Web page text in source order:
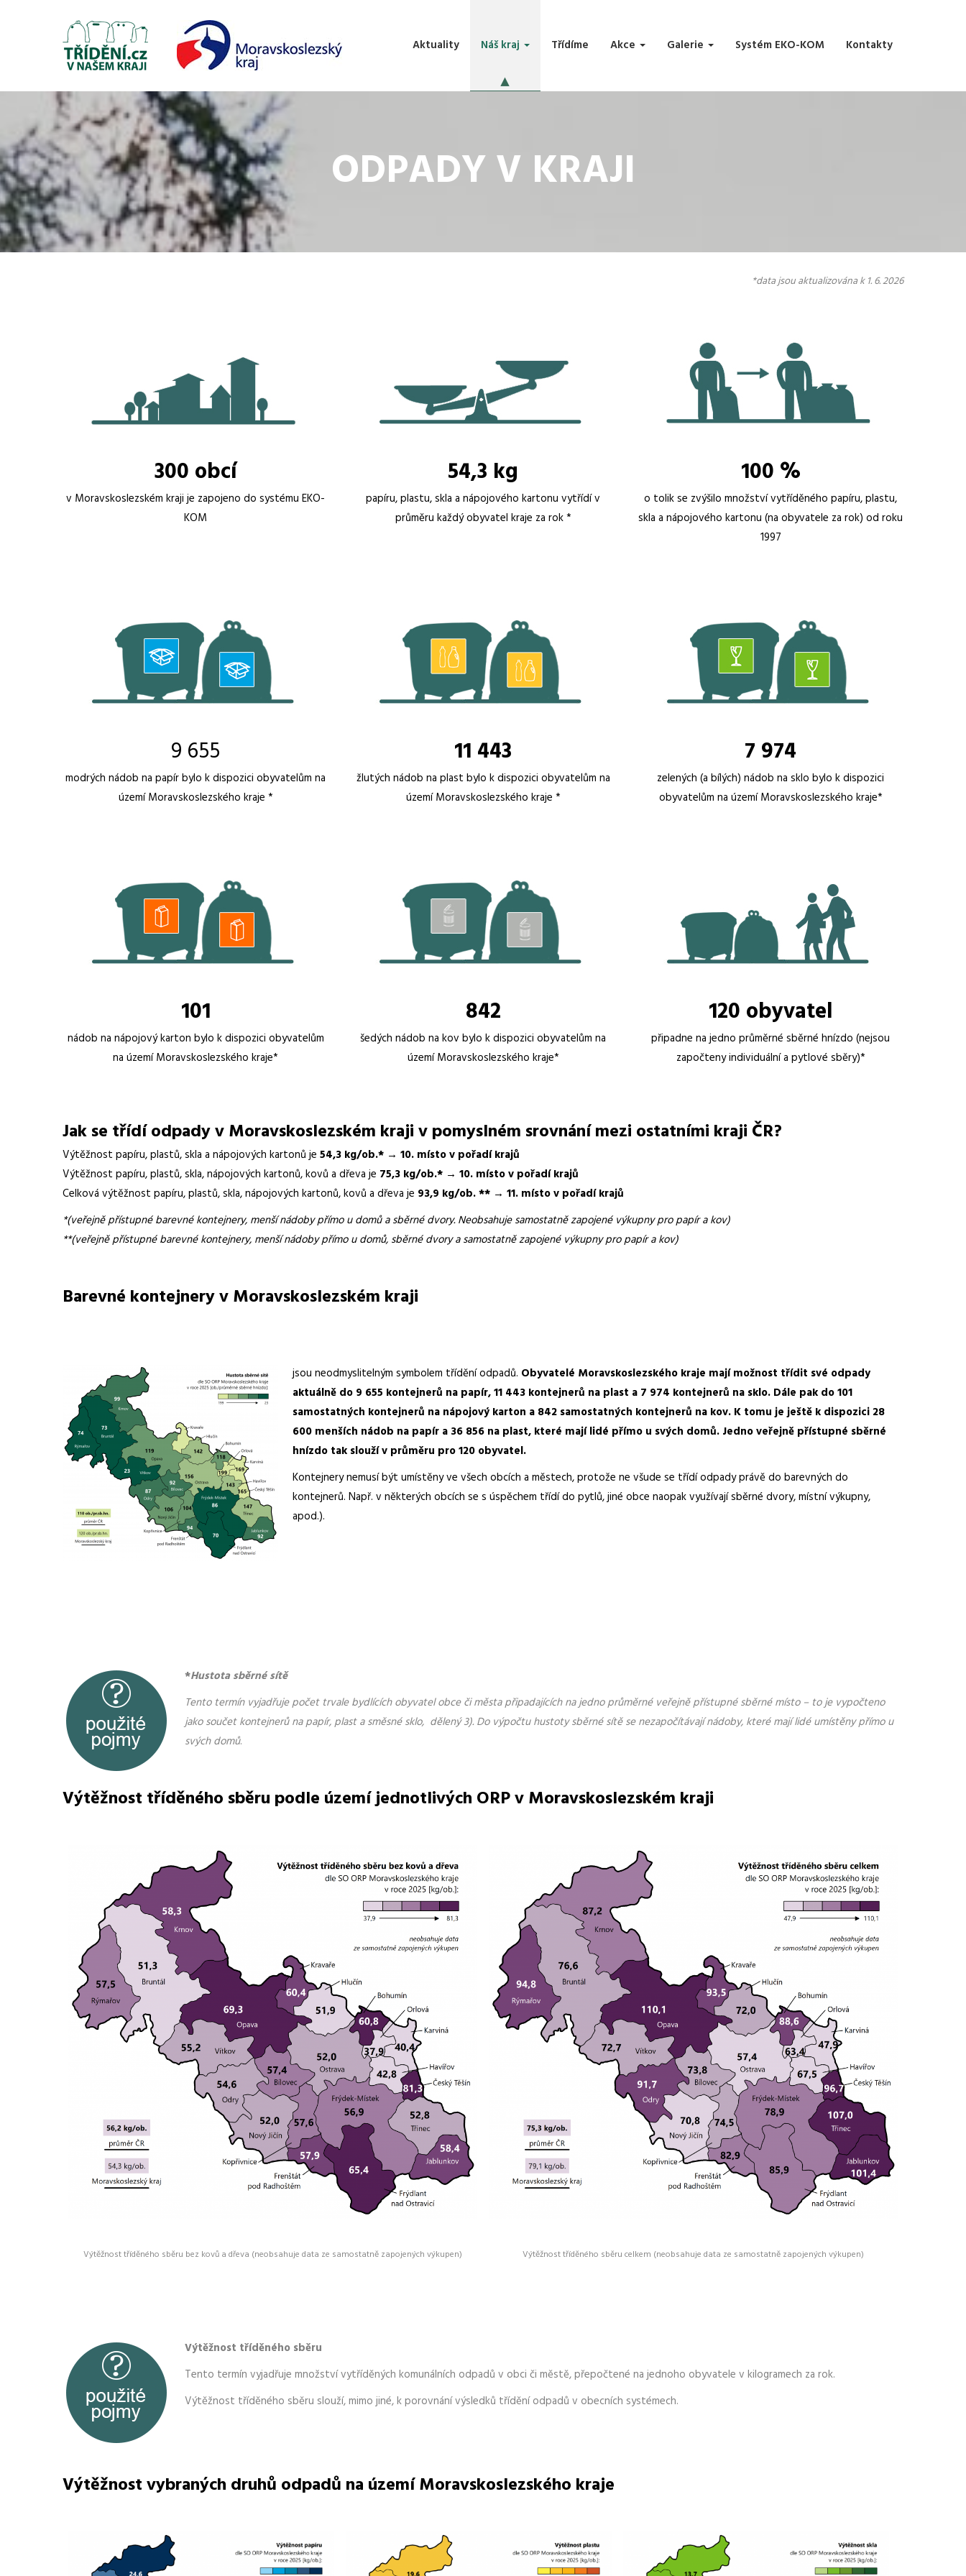
Aktuality Náš kraj Třídíme Akce Galerie Systém EKO-KOM Kontakty
ODPADY V KRAJI
*data jsou aktualizována k 1. 6. 2026
300 obcí
v Moravskoslezském kraji je zapojeno do systému EKO-
KOM
54,3 kg
papíru, plastu, skla a nápojového kartonu vytřídí v
průměru každý obyvatel kraje za rok *
100 %
o tolik se zvýšilo množství vytříděného papíru, plastu,
skla a nápojového kartonu (na obyvatele za rok) od roku
1997
9 655
modrých nádob na papír bylo k dispozici obyvatelům na
území Moravskoslezského kraje *
11 443
žlutých nádob na plast bylo k dispozici obyvatelům na
území Moravskoslezského kraje *
7 974
zelených (a bílých) nádob na sklo bylo k dispozici
obyvatelům na území Moravskoslezského kraje*
101
nádob na nápojový karton bylo k dispozici obyvatelům
na území Moravskoslezského kraje*
842
šedých nádob na kov bylo k dispozici obyvatelům na
území Moravskoslezského kraje*
120 obyvatel
připadne na jedno průměrné sběrné hnízdo (nejsou
započteny individuální a pytlové sběry)*
Jak se třídí odpady v Moravskoslezském kraji v pomyslném srovnání mezi ostatními kraji ČR?
Výtěžnost papíru, plastů, skla a nápojových kartonů je 54,3 kg/ob.* → 10. místo v pořadí krajů
Výtěžnost papíru, plastů, skla, nápojových kartonů, kovů a dřeva je 75,3 kg/ob.* → 10. místo v pořadí krajů
Celková výtěžnost papíru, plastů, skla, nápojových kartonů, kovů a dřeva je 93,9 kg/ob. ** → 11. místo v pořadí krajů
*(veřejně přístupné barevné kontejnery, menší nádoby přímo u domů a sběrné dvory. Neobsahuje samostatně zapojené výkupny pro papír a kov)
**(veřejně přístupné barevné kontejnery, menší nádoby přímo u domů, sběrné dvory a samostatně zapojené výkupny pro papír a kov)
Barevné kontejnery v Moravskoslezském kraji
jsou neodmyslitelným symbolem třídění odpadů. Obyvatelé Moravskoslezského kraje mají možnost třídit své odpady
aktuálně do 9 655 kontejnerů na papír, 11 443 kontejnerů na plast a 7 974 kontejnerů na sklo. Dále pak do 101
samostatných kontejnerů na nápojový karton a 842 samostatných kontejnerů na kov. K tomu je ještě k dispozici 28
600 menších nádob na papír a 36 856 na plast, které mají lidé přímo u svých domů. Jedno veřejně přístupné sběrné
hnízdo tak slouží v průměru pro 120 obyvatel.
Kontejnery nemusí být umístěny ve všech obcích a městech, protože ne všude se třídí odpady právě do barevných do
kontejnerů. Např. v některých obcích se s úspěchem třídí do pytlů, jiné obce naopak využívají sběrné dvory, místní výkupny,
apod.).
*Hustota sběrné sítě
Tento termín vyjadřuje počet trvale bydlících obyvatel obce či města připadajících na jedno průměrné veřejně přístupné sběrné místo – to je vypočteno
jako součet kontejnerů na papír, plast a směsné sklo, dělený 3). Do výpočtu hustoty sběrné sítě se nezapočítávají nádoby, které mají lidé umístěny přímo u
svých domů.
Výtěžnost tříděného sběru podle území jednotlivých ORP v Moravskoslezském kraji
Výtěžnost tříděného sběru bez kovů a dřeva (neobsahuje data ze samostatně zapojených výkupen) Výtěžnost tříděného sběru celkem (neobsahuje data ze samostatně zapojených výkupen)
Výtěžnost tříděného sběru
Tento termín vyjadřuje množství vytříděných komunálních odpadů v obci či městě, přepočtené na jednoho obyvatele v kilogramech za rok.
Výtěžnost tříděného sběru slouží, mimo jiné, k porovnání výsledků třídění odpadů v obecních systémech.
Výtěžnost vybraných druhů odpadů na území Moravskoslezského kraje